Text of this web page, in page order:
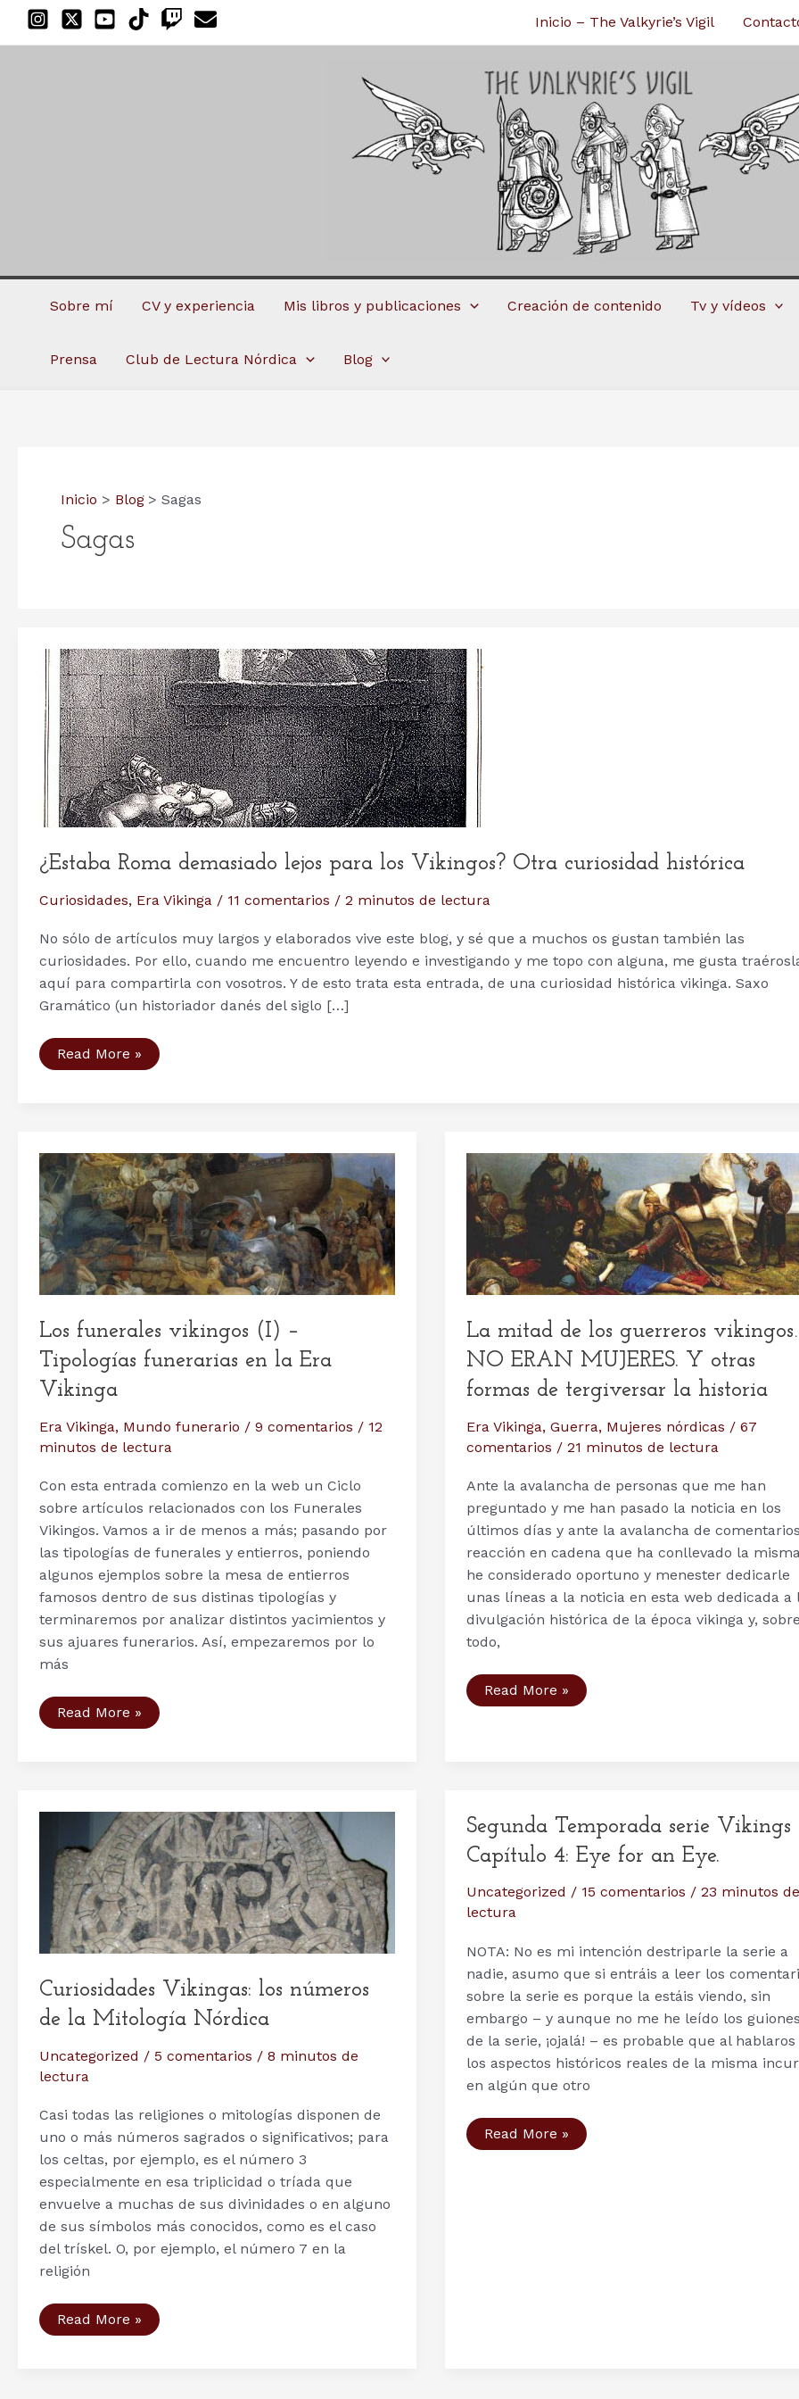
Inicio – The Valkyrie’s Vigil
Sobre mí CV y experiencia Mis libros y publicaciones Creación de contenido Tv y vídeos
Prensa Club de Lectura Nórdica Blog
Inicio Blog Sagas
Sagas
¿Estaba Roma demasiado lejos para los Vikingos? Otra curiosidad histórica
Curiosidades, Era Vikinga / 11 comentarios / 2 minutos de lectura
No sólo de artículos muy largos y elaborados vive este blog, y sé que a muchos os gustan también las
curiosidades. Por ello, cuando me encuentro leyendo e investigando y me topo con alguna, me gusta
aquí para compartirla con vosotros. Y de esto trata esta entrada, de una curiosidad histórica vikinga. Saxo
Gramático (un historiador danés del siglo […]
¿Estaba
Roma
Otra
curiosidad
histórica
Read More »
Los funerales vikingos (I) –
Tipologías funerarias en la Era
Vikinga
Era Vikinga, Mundo funerario / 9 comentarios / 12
minutos de lectura
Con esta entrada comienzo en la web un Ciclo
sobre artículos relacionados con los Funerales
Vikingos. Vamos a ir de menos a más; pasando por
las tipologías de funerales y entierros, poniendo
algunos ejemplos sobre la mesa de entierros
famosos dentro de sus distinas tipologías y
terminaremos por analizar distintos yacimientos y
sus ajuares funerarios. Así, empezaremos por lo
más
Los
funerales
en
Vikinga
Read More »
La mitad de los guerreros
NO ERAN MUJERES. Y otras
formas de tergiversar la historia
Era Vikinga, Guerra, Mujeres nórdicas / 67
comentarios / 21 minutos de lectura
Ante la avalancha de personas que me han
preguntado y me han pasado la noticia en los
últimos días y ante la avalancha de
reacción en cadena que ha conllevado la
he considerado oportuno y menester dedicarle
unas líneas a la noticia en esta web dedicada a
divulgación histórica de la época vikinga y, sobre
todo,
La
mitad
otras
formas
de
la
historia
Read More »
Curiosidades Vikingas: los números
de la Mitología Nórdica
Uncategorized / 5 comentarios / 8 minutos de
lectura
Casi todas las religiones o mitologías disponen de
uno o más números sagrados o significativos; para
los celtas, por ejemplo, es el número 3
especialmente en esa triplicidad o tríada que
envuelve a muchas de sus divinidades o en alguno
de sus símbolos más conocidos, como es el caso
del trískel. O, por ejemplo, el número 7 en la
religión
Curiosidades
Vikingas:
Read More »
Segunda Temporada serie Vikings
Capítulo 4: Eye for an Eye.
Uncategorized / 15 comentarios / 23 minutos de
lectura
NOTA: No es mi intención destriparle la serie a
nadie, asumo que si entráis a leer los
sobre la serie es porque la estáis viendo, sin
embargo – y aunque no me he leído los guiones
de la serie, ¡ojalá! – es probable que al hablaros
los aspectos históricos reales de la misma
en algún que otro
Segunda
Temporada
Read More »